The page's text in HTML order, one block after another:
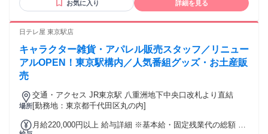
コミュニケーションが好き ■ 個性を尊重する会社 ・髪色自由
ん！
お気に入り 詳細を見る
日テレ屋 東京駅店
キャラクター雑貨・アパレル販売スタッフ／リニュー
アルOPEN！東京駅構内／人気番組グッズ・お土産販
売
場所
交通・アクセス JR東京駅 八重洲地下中央口改札より直結
[勤務地：東京都千代田区丸の内]
月給220,000円以上 給与詳細 ※基本給・固定残業代の総額 基